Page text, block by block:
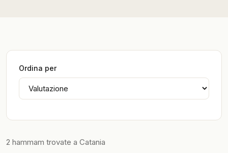
Ordina per
2 hammam trovate a Catania